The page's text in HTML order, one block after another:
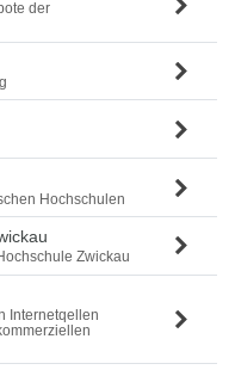
der
Hochschulen
Zwickau
Internetqellen